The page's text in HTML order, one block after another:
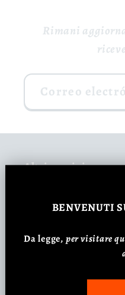
Rimani
Correo
Altri servizi
Consulenza Carta
Regali Aziendali
BENVENUTI
Da legge, per visitare